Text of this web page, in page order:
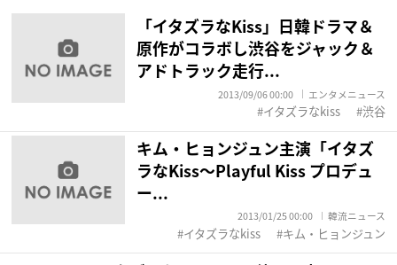
「イタズラなKiss」日韓ドラマ＆
原作がコラボし渋谷をジャック＆
アドトラック走行...
2013/09/06 00:00 エンタメニュース
イタズラなkiss 渋谷
キム・ヒョンジュン主演「イタズ
ラなKiss～Playful Kiss プロデュ
ー...
2013/01/25 00:00 韓流ニュース
イタズラなkiss キム・ヒョンジュン